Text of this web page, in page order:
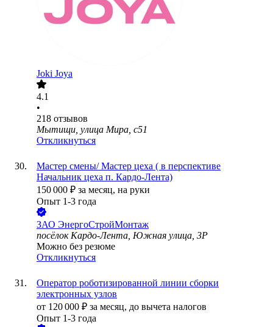
Joki Joya
4.1
•
218 отзывов
Мытищи, улица Мира, с51
Откликнуться
Мастер смены/ Мастер цеха ( в перспективе
Начальник цеха п. Кардо-Лента)
150 000 ₽ за месяц, на руки
Опыт 1-3 года
ЗАО ЭнергоСтройМонтаж
посёлок Кардо-Лента, Южная улица, 3Р
Можно без резюме
Откликнуться
Оператор роботизированной линии сборки
электронных узлов
от 120 000 ₽ за месяц, до вычета налогов
Опыт 1-3 года